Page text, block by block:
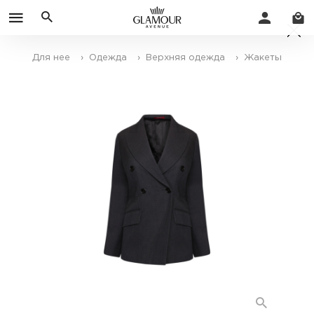
Для нее › Одежда › Верхняя одежда › Жакеты